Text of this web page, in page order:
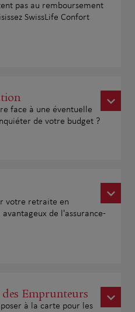
pas au remboursement
SwissLife Confort
face à une éventuelle
de votre budget ?
votre retraite en
de l'assurance-
des Emprunteurs
à la carte pour les